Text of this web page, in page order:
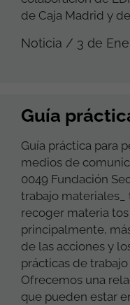
de Caja Madrid y
Noticia / 3 de
Guía
Guía práctica para
medios de
0049 Fundación
trabajo materiales_
recoger materia
principalmente,
de las acciones y
prácticas de
Ofrecemos una
que pueden estar